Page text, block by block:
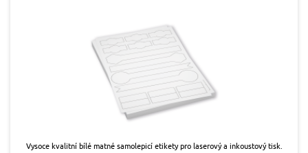
Vysoce kvalitní bílé matné samolepicí etikety pro laserový a inkoustový tisk.